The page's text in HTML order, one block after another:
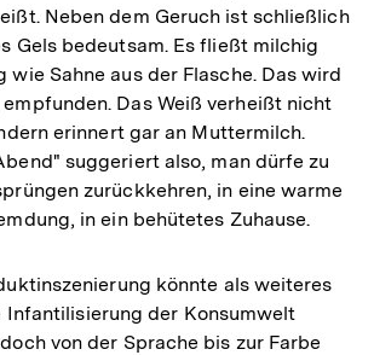
Neben dem Geruch ist schließlich
Gels bedeutsam. Es fließt milchig
wie Sahne aus der Flasche. Das wird
Das Weiß verheißt nicht
erinnert gar an Muttermilch.
suggeriert also, man dürfe zu
zurückkehren, in eine warme
in ein behütetes Zuhause.
könnte als weiteres
Infantilisierung der Konsumwelt
von der Sprache bis zur Farbe